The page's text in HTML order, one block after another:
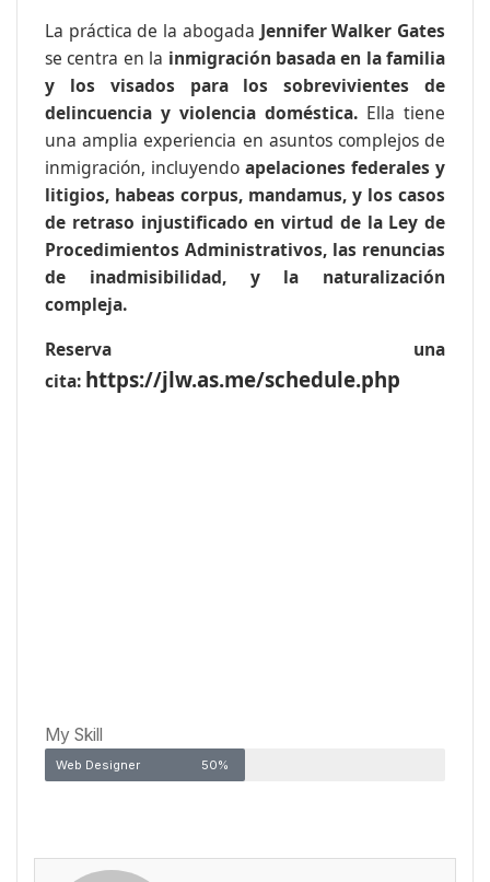
La práctica de la abogada Jennifer Walker Gates
se centra en la inmigración basada en la familia
y los visados para los sobrevivientes de
delincuencia y violencia doméstica. Ella tiene
una amplia experiencia en asuntos complejos de
inmigración, incluyendo apelaciones federales y
litigios, habeas corpus, mandamus, y los casos
de retraso injustificado en virtud de la Ley de
Procedimientos Administrativos, las renuncias
de inadmisibilidad, y la naturalización
compleja.
Reserva una
cita: https://jlw.as.me/schedule.php
My Skill
Web Designer 50%